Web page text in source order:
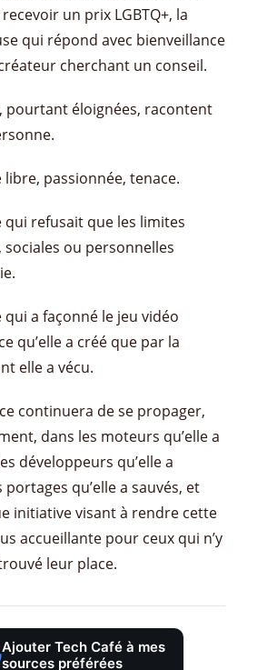
un prix LGBTQ+, la
qui répond avec bienveillance
cherchant un conseil.
pourtant éloignées, racontent
libre, passionnée, tenace.
qui refusait que les limites
ou personnelles
qui a façonné le jeu vidéo
qu’elle a créé que par la
elle a vécu.
continuera de se propager,
dans les moteurs qu’elle a
développeurs qu’elle a
portages qu’elle a sauvés, et
initiative visant à rendre cette
accueillante pour ceux qui n’y
leur place.
Ajouter Tech Café à mes
sources préférées